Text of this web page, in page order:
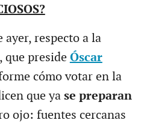
ayer, respecto a la
, que preside Óscar
cómo votar en la
que yase preparan
ojo: fuentes cercanas